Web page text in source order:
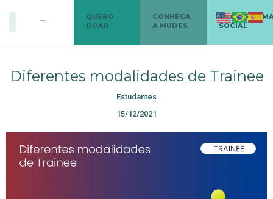
QUERO
DOAR
CONHEÇA
A MUDES
SOCIAL
Diferentes modalidades de Trainee
Estudantes
15/12/2021